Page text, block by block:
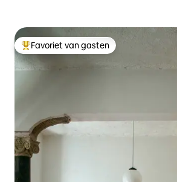
Topfavoriet van gasten
Favoriet van gasten